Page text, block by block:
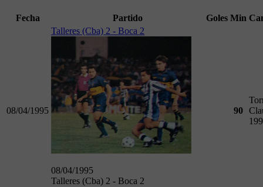
Fecha Partido Goles Min
08/04/1995
Talleres (Cba) 2 - Boca 2
08/04/1995
Talleres (Cba) 2 - Boca 2
90